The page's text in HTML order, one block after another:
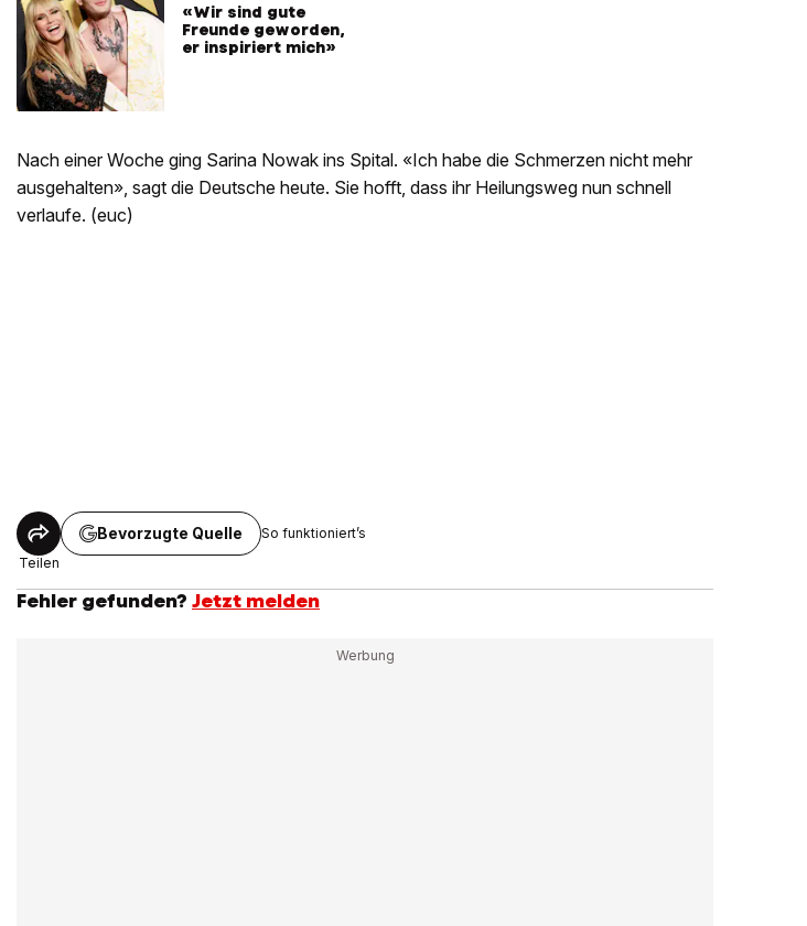
«Wir sind gute
Freunde geworden,
er inspiriert mich»
Nach einer Woche ging Sarina Nowak ins Spital. «Ich habe die Schmerzen nicht mehr
ausgehalten», sagt die Deutsche heute. Sie hofft, dass ihr Heilungsweg nun schnell
verlaufe. (euc)
Teilen
Bevorzugte Quelle So funktioniert’s
Fehler gefunden? Jetzt melden